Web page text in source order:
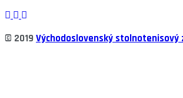
© 2019 Východoslovenský stolnotenisový